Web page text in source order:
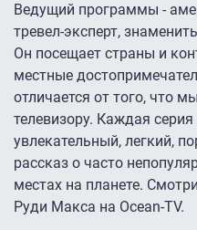
Ведущий программы -
тревел-эксперт,
Он посещает страны и
местные
отличается от того, что
телевизору. Каждая
увлекательный, легкий,
рассказ о часто
местах на планете.
Руди Макса на Ocean-TV.